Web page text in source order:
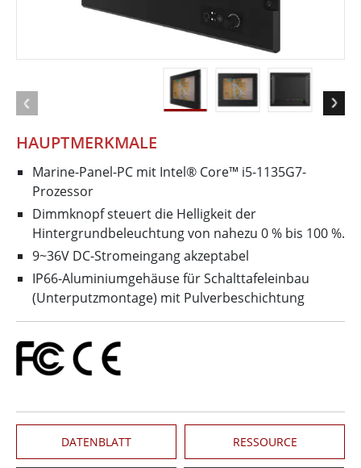
HAUPTMERKMALE
Marine-Panel-PC mit Intel® Core™ i5-​1135G7-
Prozessor
Dimmknopf steuert die Helligkeit der
Hintergrundbeleuchtung von nahezu 0 % bis 100 %.
9~36V DC-Stromeingang akzeptabel
IP66-Aluminiumgehäuse für Schalttafeleinbau
(Unterputzmontage) mit Pulverbeschichtung
DATENBLATT RESSOURCE